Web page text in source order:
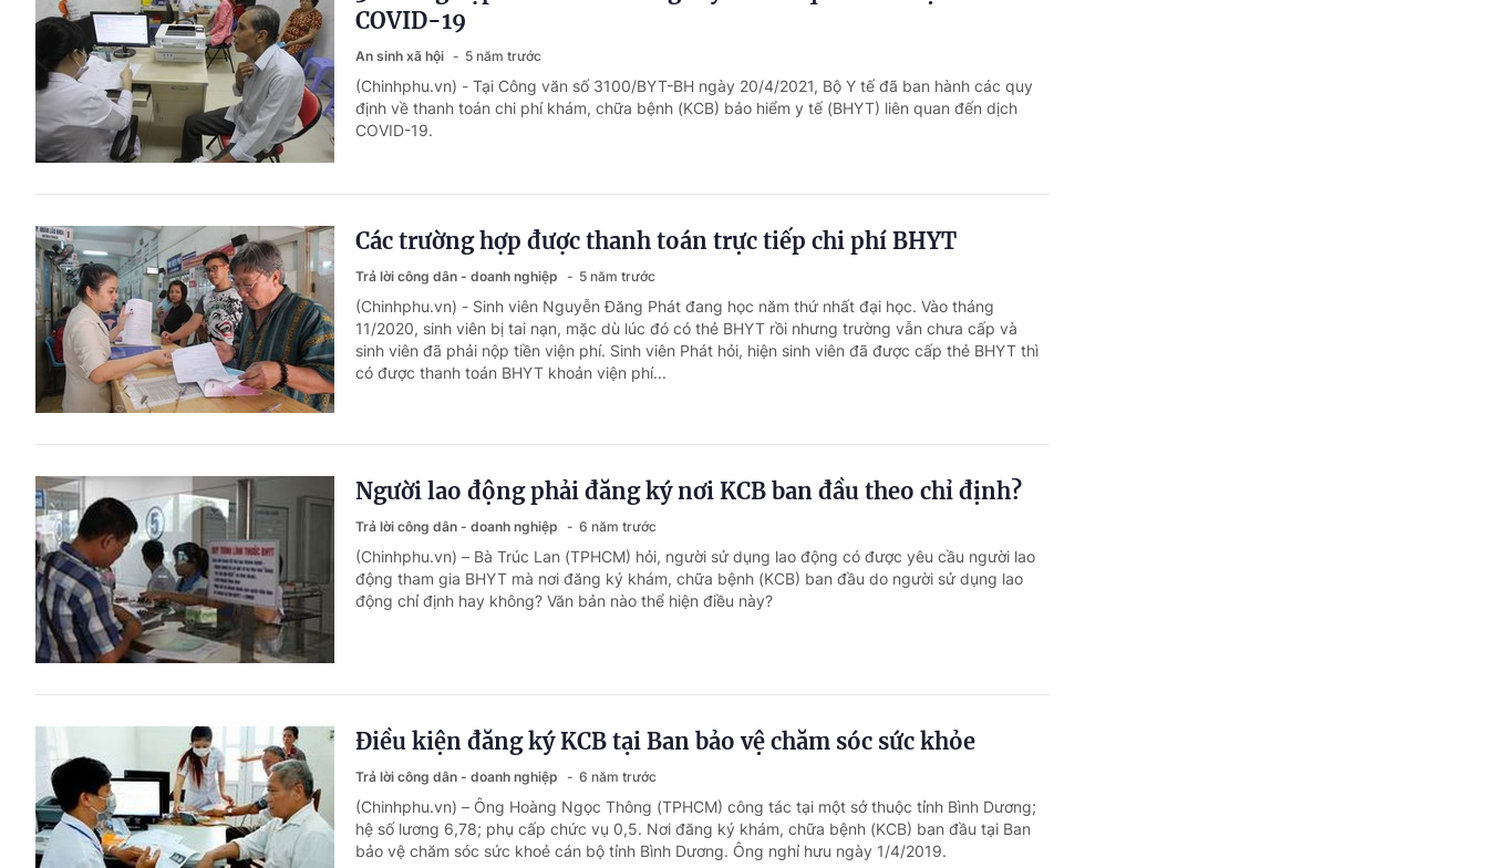
COVID-19
An sinh xã hội 5 năm trước
(Chinhphu.vn) - Tại Công văn số 3100/BYT-BH ngày 20/4/2021, Bộ Y tế đã ban hành các quy
định về thanh toán chi phí khám, chữa bệnh (KCB) bảo hiểm y tế (BHYT) liên quan đến dịch
COVID-19.
Các trường hợp được thanh toán trực tiếp chi phí BHYT
Trả lời công dân - doanh nghiệp 5 năm trước
(Chinhphu.vn) - Sinh viên Nguyễn Đăng Phát đang học năm thứ nhất đại học. Vào tháng
11/2020, sinh viên bị tai nạn, mặc dù lúc đó có thẻ BHYT rồi nhưng trường vẫn chưa cấp và
sinh viên đã phải nộp tiền viện phí. Sinh viên Phát hỏi, hiện sinh viên đã được cấp thẻ BHYT thì
có được thanh toán BHYT khoản viện phí...
Người lao động phải đăng ký nơi KCB ban đầu theo chỉ định?
Trả lời công dân - doanh nghiệp 6 năm trước
(Chinhphu.vn) – Bà Trúc Lan (TPHCM) hỏi, người sử dụng lao động có được yêu cầu người lao
động tham gia BHYT mà nơi đăng ký khám, chữa bệnh (KCB) ban đầu do người sử dụng lao
động chỉ định hay không? Văn bản nào thể hiện điều này?
Điều kiện đăng ký KCB tại Ban bảo vệ chăm sóc sức khỏe
Trả lời công dân - doanh nghiệp 6 năm trước
(Chinhphu.vn) – Ông Hoàng Ngọc Thông (TPHCM) công tác tại một sở thuộc tỉnh Bình Dương;
hệ số lương 6,78; phụ cấp chức vụ 0,5. Nơi đăng ký khám, chữa bệnh (KCB) ban đầu tại Ban
bảo vệ chăm sóc sức khoẻ cán bộ tỉnh Bình Dương. Ông nghỉ hưu ngày 1/4/2019.